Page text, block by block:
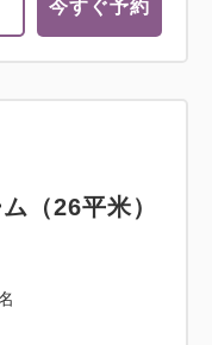
今すぐ予約
（26平米）